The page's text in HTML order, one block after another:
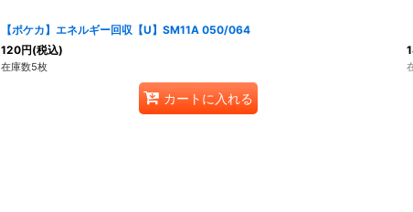
【ポケカ】エネルギー回収【U】SM11A 050/064
120円(税込)
在庫数5枚
カートに入れる